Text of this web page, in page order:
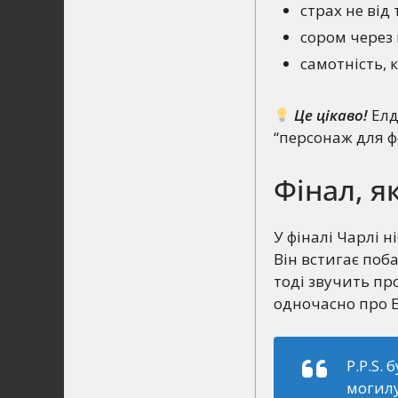
страх не від
сором
самотність,
Це цікаво!
“персонаж для
Фінал,
У фіналі Чарлі
Він встигає
тоді звучить
одночасно про
P.P.S.